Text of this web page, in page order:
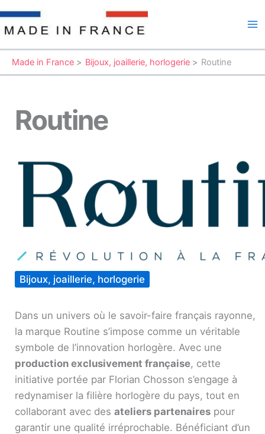
au
contenu
Made in France Bijoux, joaillerie, horlogerie Routine
Routine
Bijoux, joaillerie, horlogerie
Dans un univers où le savoir-faire français rayonne,
la marque Routine s’impose comme un véritable
symbole de l’innovation horlogère. Avec une
production exclusivement française, cette
initiative portée par Florian Chosson s’engage à
redynamiser la filière horlogère du pays, tout en
collaborant avec des ateliers partenaires pour
garantir une qualité irréprochable. Bénéficiant d’un